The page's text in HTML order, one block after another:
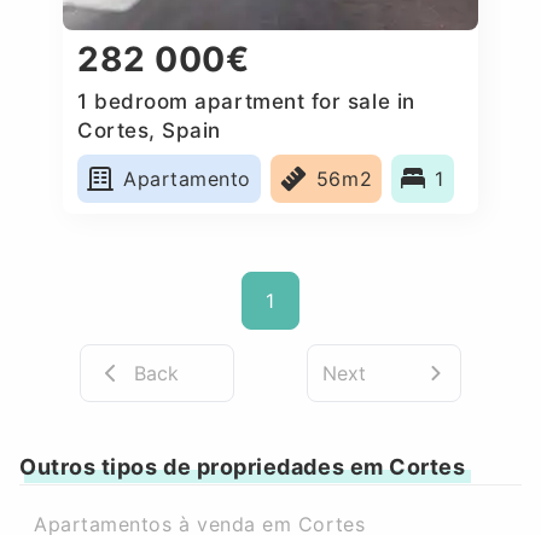
282 000€
1 bedroom apartment for sale in
Cortes, Spain
Apartamento
56m2 1
1
Back Next
Outros tipos de propriedades em Cortes
Apartamentos à venda em Cortes